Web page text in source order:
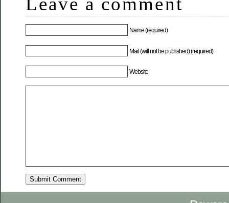
Name (required)
Mail (will not be published) (required)
Website